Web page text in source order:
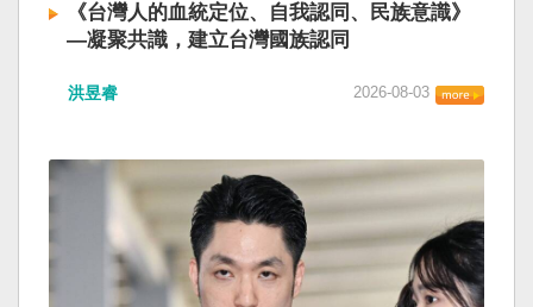
《台灣人的血統定位、自我認同、民族意識》
—凝聚共識，建立台灣國族認同
洪昱睿 2026-08-03